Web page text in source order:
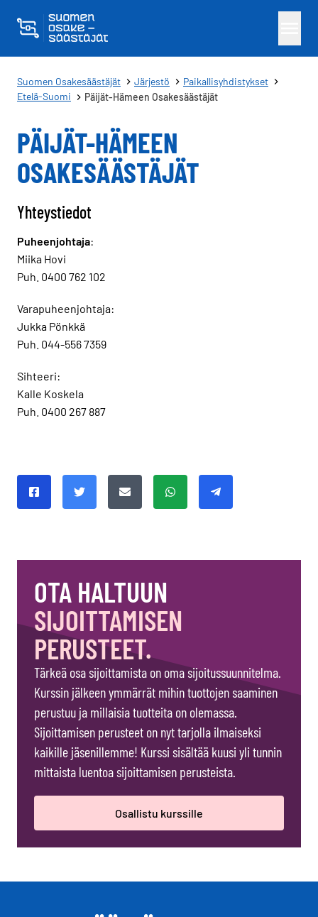
Skippaa sisältö
Suomen Osakesäästäjät Järjestö
Paikallisyhdistykset
Etelä-Suomi
Päijät-Hämeen Osakesäästäjät
PÄIJÄT-HÄMEEN
OSAKESÄÄSTÄJÄT
Yhteystiedot
Puheenjohtaja:
Miika Hovi
Puh. 0400 762 102
Varapuheenjohtaja:
Jukka Pönkkä
Puh. 044-556 7359
Sihteeri:
Kalle Koskela
Puh. 0400 267 887
Jaa tämä sivu
Jaa FacebookissaJaa TwitterissäJaa sähköpostitseJaa WhatsapissaJaa Telegramissa
OTA HALTUUN
SIJOITTAMISEN
PERUSTEET.
Tärkeä osa sijoittamista on oma sijoitussuunnitelma.
Kurssin jälkeen ymmärrät mihin tuottojen saaminen
perustuu ja millaisia tuotteita on olemassa.
Sijoittamisen perusteet on nyt tarjolla ilmaiseksi
kaikille jäsenillemme! Kurssi sisältää kuusi yli tunnin
mittaista luentoa sijoittamisen perusteista.
Osallistu kurssille